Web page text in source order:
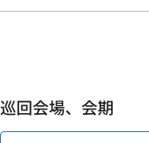
巡回会場、会期